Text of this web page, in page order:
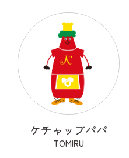
ケチャップパパ
TOMIRU